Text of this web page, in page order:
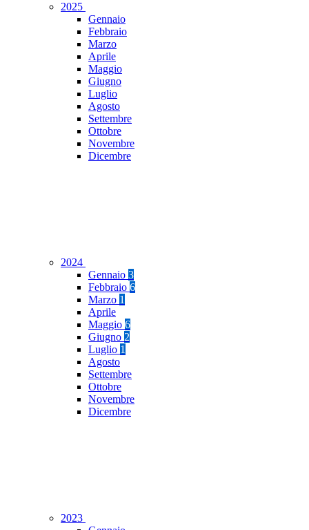
2025
Gennaio
Febbraio
Marzo
Aprile
Maggio
Giugno
Luglio
Agosto
Settembre
Ottobre
Novembre
Dicembre
2024
Gennaio 3
Febbraio 6
Marzo 1
Aprile
Maggio 6
Giugno 2
Luglio 1
Agosto
Settembre
Ottobre
Novembre
Dicembre
2023